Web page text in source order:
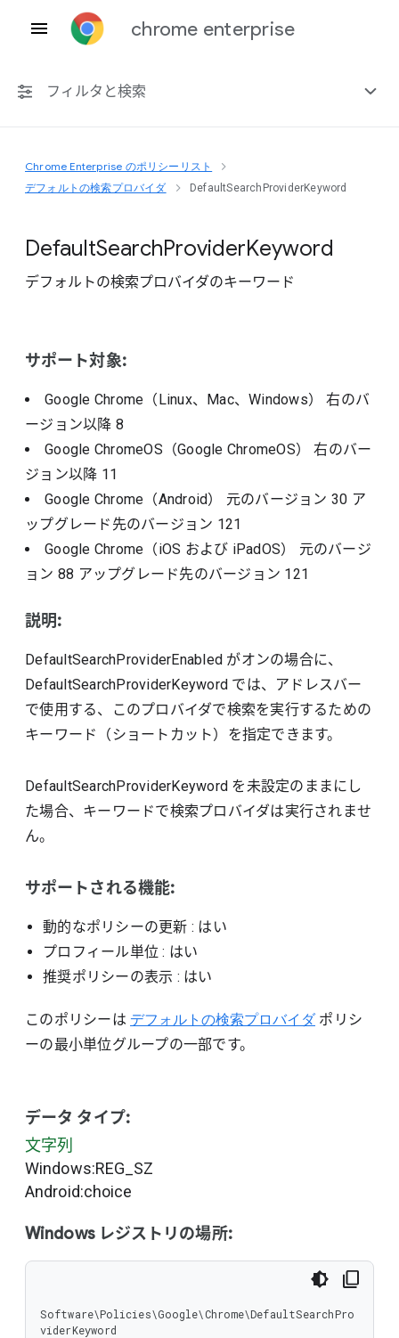
chrome enterprise
フィルタと検索
プラットフォーム共通
Chrome Enterprise のポリシーリスト
デフォルトの検索プロバイダ
DefaultSearchProviderKeyword
DefaultSearchProviderKeyword
デフォルトの検索プロバイダのキーワード
サポート対象:
Google Chrome（Linux、Mac、Windows）右のバ
ージョン以降 8
Google ChromeOS（Google ChromeOS）右のバー
ジョン以降 11
Google Chrome（Android） 元のバージョン 30 ア
ップグレード先のバージョン 121
Google Chrome（iOS および iPadOS） 元のバージ
ョン 88 アップグレード先のバージョン 121
説明:
DefaultSearchProviderEnabled がオンの場合に、
DefaultSearchProviderKeyword では、アドレスバー
で使用する、このプロバイダで検索を実行するための
キーワード（ショートカット）を指定できます。
DefaultSearchProviderKeyword を未設定のままにし
た場合、キーワードで検索プロバイダは実行されませ
ん。
サポートされる機能:
動的なポリシーの更新 : はい
プロフィール単位 : はい
推奨ポリシーの表示 : はい
このポリシーは デフォルトの検索プロバイダポリシ
ーの最小単位グループの一部です。
データ タイプ:
文字列
Windows:REG_SZ
Android:choice
Windows レジストリの場所:
Software\Policies\Google\Chrome\DefaultSearchPro
viderKeyword